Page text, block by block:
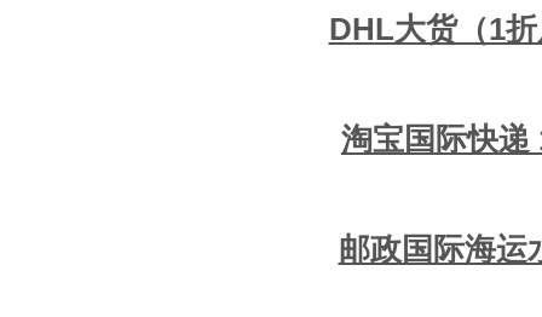
DHL大货（1
淘宝国际快递
邮政国际海运